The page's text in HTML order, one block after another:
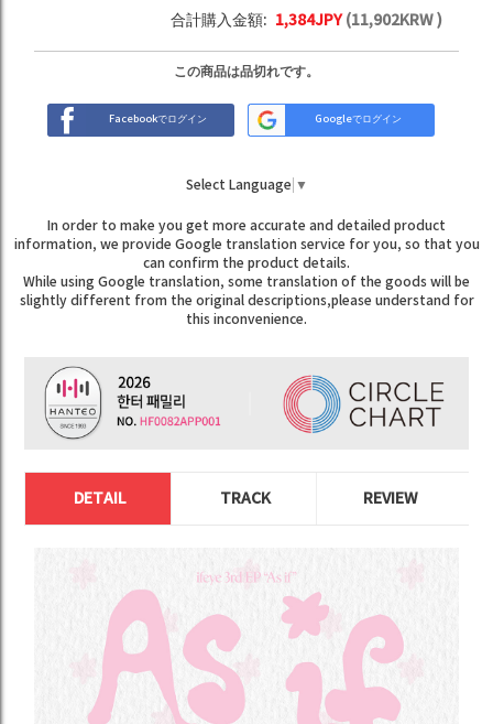
合計購入金額: 1,384JPY(11,902KRW )
この商品は品切れです。
Facebookでログイン Googleでログイン
Select Language ▼
In order to make you get more accurate and detailed product
information, we provide Google translation service for you, so that you
can confirm the product details.
While using Google translation, some translation of the goods will be
slightly different from the original descriptions,please understand for
this inconvenience.
DETAIL TRACK REVIEW